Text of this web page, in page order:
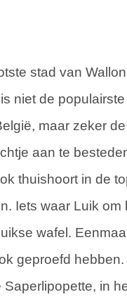
stad van
niet de
maar zeker
aan te
thuishoort in de
Iets waar Luik om
wafel.
geproefd
Saperlipopette, in